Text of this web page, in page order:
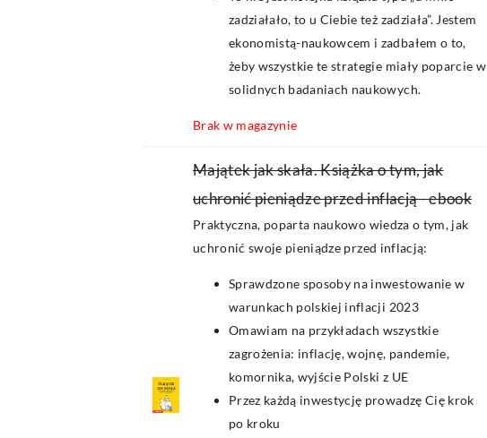
zadziałało, to u Ciebie też zadziała”. Jestem
ekonomistą-naukowcem i zadbałem o to,
żeby wszystkie te strategie miały poparcie w
solidnych badaniach naukowych.
Brak w magazynie
Majątek jak skała. Książka o tym, jak
uchronić pieniądze przed inflacją - ebook
Praktyczna, poparta naukowo wiedza o tym, jak
uchronić swoje pieniądze przed inflacją:
Sprawdzone sposoby na inwestowanie w
warunkach polskiej inflacji 2023
Omawiam na przykładach wszystkie
zagrożenia: inflację, wojnę, pandemie,
komornika, wyjście Polski z UE
Przez każdą inwestycję prowadzę Cię krok
po kroku